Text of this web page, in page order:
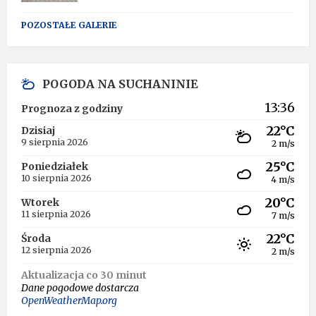
POZOSTAŁE GALERIE
POGODA NA SUCHANINIE
Prognoza z godziny 13:36
Dzisiaj
9 sierpnia 2026
22°C
2 m/s
Poniedziałek
10 sierpnia 2026
25°C
4 m/s
Wtorek
11 sierpnia 2026
20°C
7 m/s
Środa
12 sierpnia 2026
22°C
2 m/s
Aktualizacja co 30 minut
Dane pogodowe dostarcza
OpenWeatherMap.org